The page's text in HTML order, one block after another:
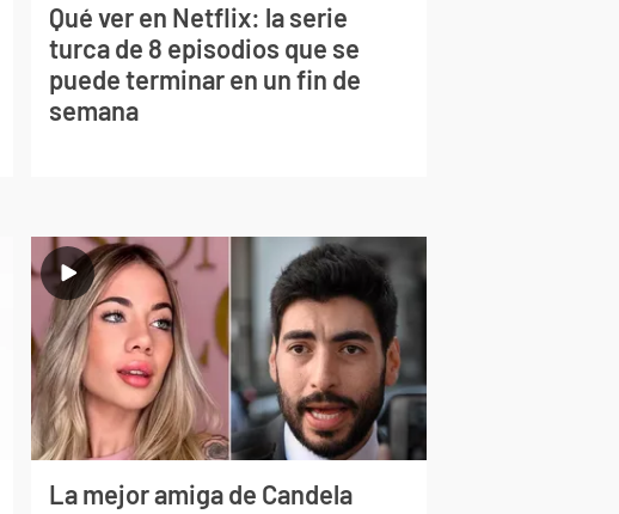
Qué ver en Netflix: la serie
turca de 8 episodios que se
puede terminar en un fin de
semana
La mejor amiga de Candela